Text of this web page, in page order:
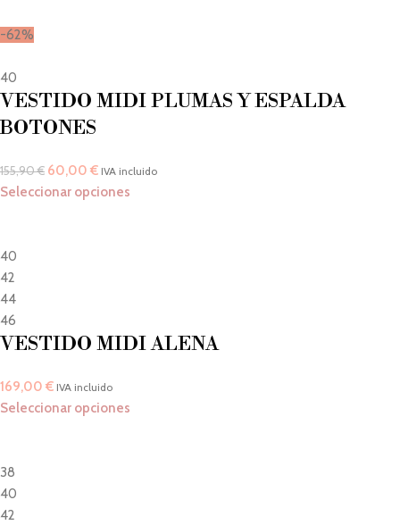
-62%
40
VESTIDO MIDI PLUMAS Y ESPALDA
BOTONES
155,90€ 60,00 € IVA incluido
Seleccionar opciones
40
42
44
46
VESTIDO MIDI ALENA
169,00 € IVA incluido
Seleccionar opciones
38
40
42